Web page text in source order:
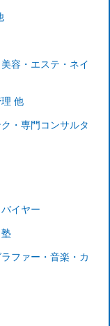
容・エステ・ネイ
他
・専門コンサルタ
イヤー
ファー・音楽・カ